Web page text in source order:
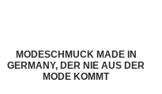
MODESCHMUCK MADE IN
GERMANY, DER NIE AUS DER
MODE KOMMT